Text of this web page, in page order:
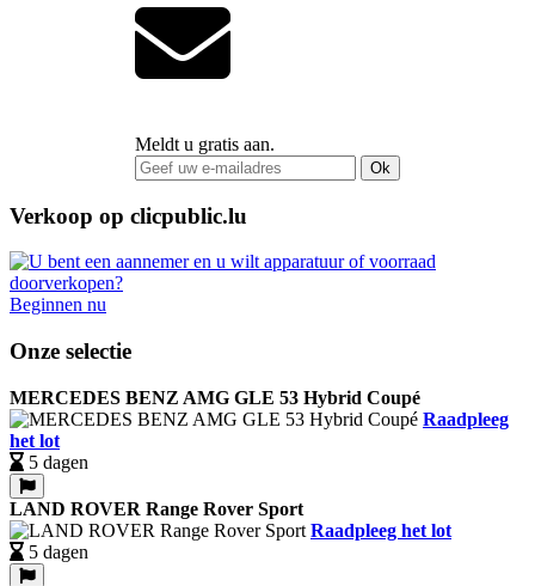
Meldt u gratis aan.
Ok
Verkoop op clicpublic.lu
Beginnen nu
Onze selectie
MERCEDES BENZ AMG GLE 53 Hybrid Coupé
Raadpleeg
het lot
5 dagen
LAND ROVER Range Rover Sport
Raadpleeg het lot
5 dagen